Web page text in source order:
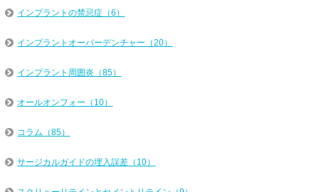
インプラントの禁忌症（6）
インプラントオーバーデンチャー（20）
インプラント周囲炎（85）
オールオンフォー（10）
コラム（85）
サージカルガイドの埋入誤差（10）